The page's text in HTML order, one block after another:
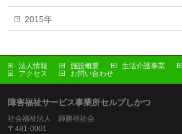
2015年
法人情報 施設概要 生活介護事業
アクセス
お問い合わせ
障害福祉サービス事業所セルプしかつ
社会福祉法人 師勝福祉会
〒481-0001